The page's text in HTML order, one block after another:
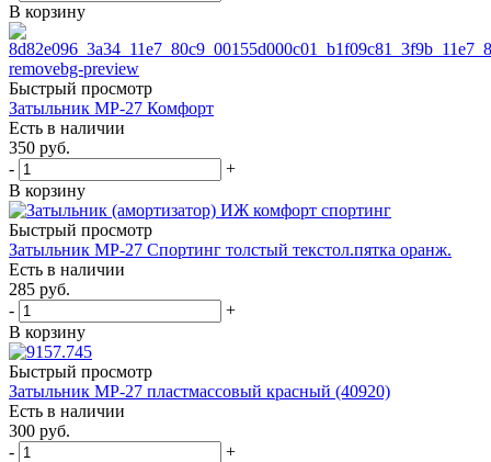
В корзину
Быстрый просмотр
Затыльник МР-27 Комфорт
Есть в наличии
350 руб.
-
+
В корзину
Быстрый просмотр
Затыльник МР-27 Спортинг толстый текстол.пятка оранж.
Есть в наличии
285 руб.
-
+
В корзину
Быстрый просмотр
Затыльник МР-27 пластмассовый красный (40920)
Есть в наличии
300 руб.
-
+